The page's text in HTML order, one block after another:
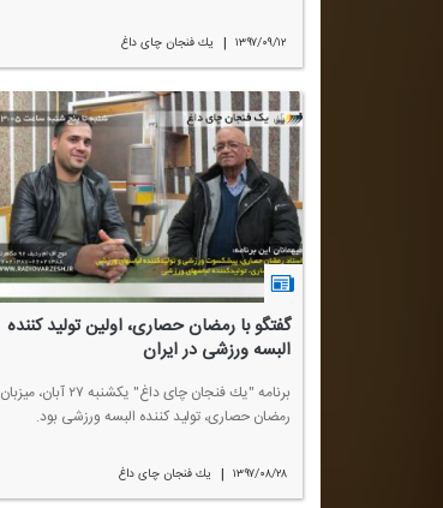
۱۳۹۷/۰۹/۱۲ | یك فنجان چای داغ
گفتگو با رمضان حصاری، اولین تولید كننده
البسه ورزشی در ایران
برنامه "یك فنجان چای داغ" یكشنبه ۲۷ آبان، میزبان
رمضان حصاری، تولید كننده البسه ورزشی بود.
۱۳۹۷/۰۸/۲۸ | یك فنجان چای داغ